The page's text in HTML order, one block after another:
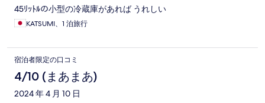
45ﾘｯﾄﾙの小型の冷蔵庫があれば うれしい
KATSUMI、1 泊旅行
宿泊者限定の口コミ
4/10 (まあまあ)
2024 年 4 月 10 日